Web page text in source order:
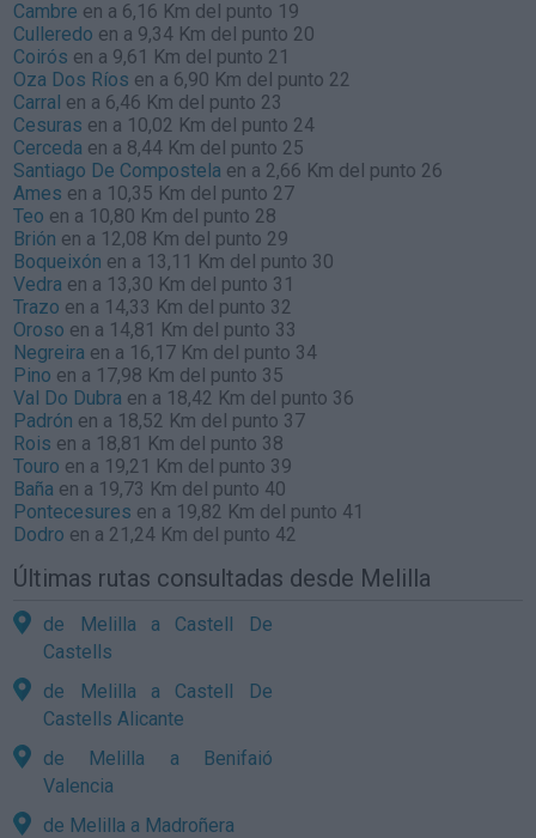
Cambre en a 6,16 Km del punto 19
Culleredo en a 9,34 Km del punto 20
Coirós en a 9,61 Km del punto 21
Oza Dos Ríos en a 6,90 Km del punto 22
Carral en a 6,46 Km del punto 23
Cesuras en a 10,02 Km del punto 24
Cerceda en a 8,44 Km del punto 25
Santiago De Compostela en a 2,66 Km del punto 26
Ames en a 10,35 Km del punto 27
Teo en a 10,80 Km del punto 28
Brión en a 12,08 Km del punto 29
Boqueixón en a 13,11 Km del punto 30
Vedra en a 13,30 Km del punto 31
Trazo en a 14,33 Km del punto 32
Oroso en a 14,81 Km del punto 33
Negreira en a 16,17 Km del punto 34
Pino en a 17,98 Km del punto 35
Val Do Dubra en a 18,42 Km del punto 36
Padrón en a 18,52 Km del punto 37
Rois en a 18,81 Km del punto 38
Touro en a 19,21 Km del punto 39
Baña en a 19,73 Km del punto 40
Pontecesures en a 19,82 Km del punto 41
Dodro en a 21,24 Km del punto 42
Últimas rutas consultadas desde Melilla
de Melilla a Castell De
Castells
de Melilla a Castell De
Castells Alicante
de Melilla a Benifaió
Valencia
de Melilla a Madroñera